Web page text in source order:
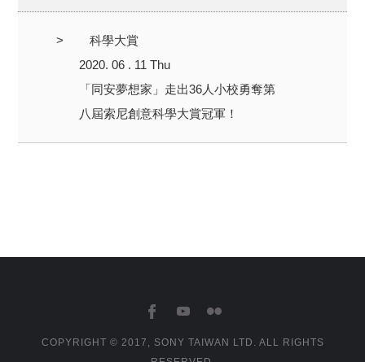
>
科學大賞
2020. 06 . 11 Thu
「同安夢想家」走出36人小校勇奪第
八屆索尼創意科學大賞冠軍！
COPYRIGHT © 2017, SONY TAIWAN LTD. ALL RIGHTS